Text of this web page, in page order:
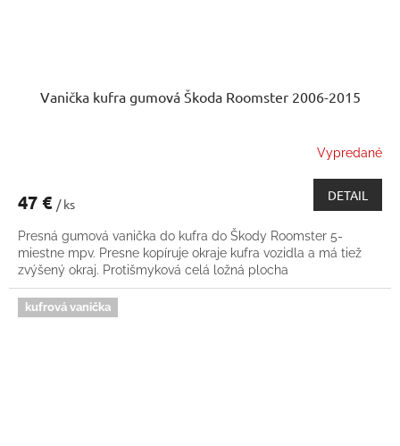
Vanička kufra gumová Škoda Roomster 2006-2015
Vypredané
47 € / ks
DETAIL
Presná gumová vanička do kufra do Škody Roomster 5-
miestne mpv. Presne kopíruje okraje kufra vozidla a má tiež
zvýšený okraj. Protišmyková celá ložná plocha
kufrová vanička